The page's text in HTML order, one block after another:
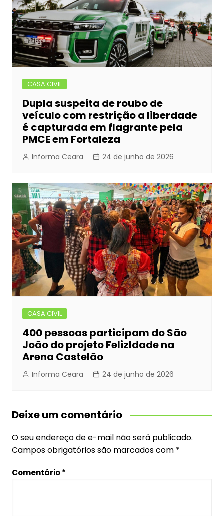
CASA CIVIL
Dupla suspeita de roubo de
veículo com restrição a liberdade
é capturada em flagrante pela
PMCE em Fortaleza
Informa Ceara 24 de junho de 2026
CASA CIVIL
400 pessoas participam do São
João do projeto FelizIdade na
Arena Castelão
Informa Ceara 24 de junho de 2026
Deixe um comentário
O seu endereço de e-mail não será publicado.
Campos obrigatórios são marcados com *
Comentário*